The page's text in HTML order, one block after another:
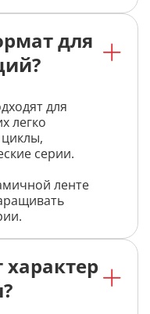
для
для
легко
серии.
ленте
характер